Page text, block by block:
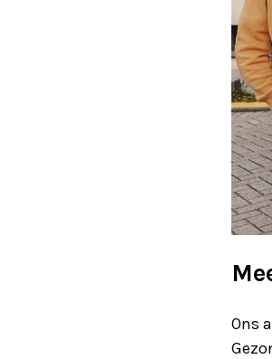
Ons